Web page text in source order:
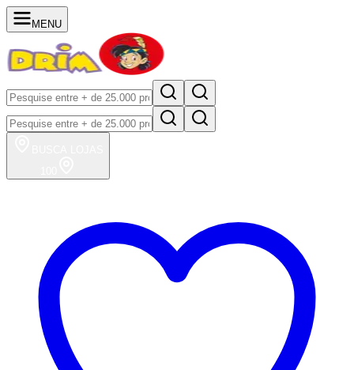
MENU